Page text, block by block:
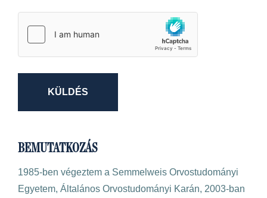
KÜLDÉS
BEMUTATKOZÁS
1985-ben végeztem a Semmelweis Orvostudományi
Egyetem, Általános Orvostudományi Karán, 2003-ban